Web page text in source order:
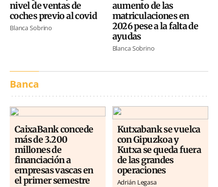
nivel de ventas de
coches previo al covid
Blanca Sobrino
aumento de las
matriculaciones en
2026 pese a la falta de
ayudas
Blanca Sobrino
Banca
CaixaBank concede
más de 3.200
millones de
financiación a
empresas vascas en
el primer semestre
Kutxabank se vuelca
con Gipuzkoa y
Kutxa se queda fuera
de las grandes
operaciones
Adrián Legasa